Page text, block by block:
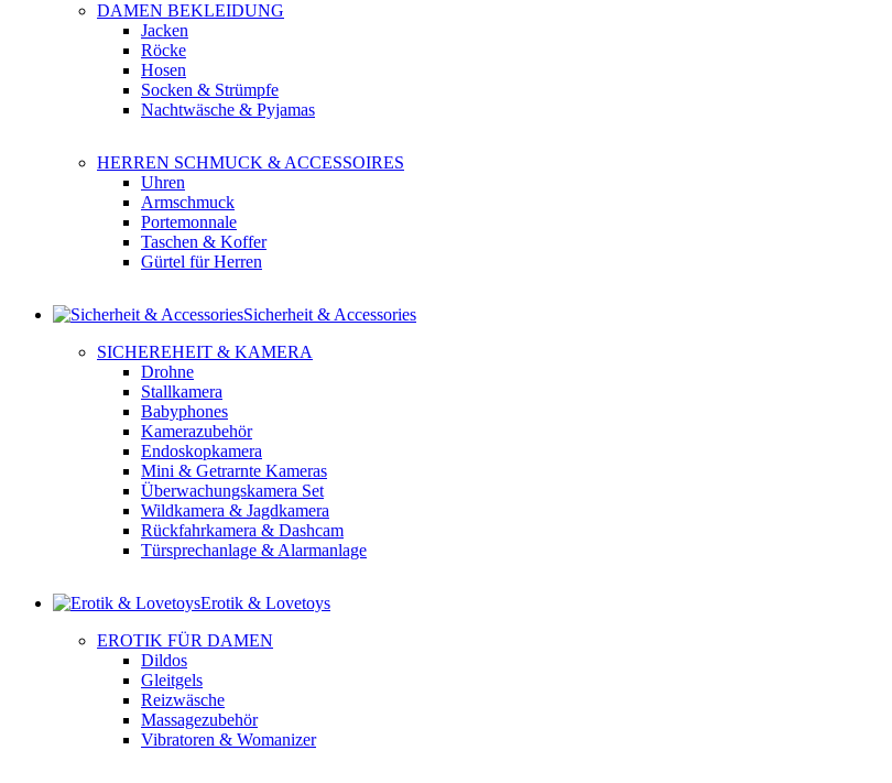
DAMEN BEKLEIDUNG
Jacken
Röcke
Hosen
Socken & Strümpfe
Nachtwäsche & Pyjamas
HERREN SCHMUCK & ACCESSOIRES
Uhren
Armschmuck
Portemonnale
Taschen & Koffer
Gürtel für Herren
Sicherheit & Accessories
SICHEREHEIT & KAMERA
Drohne
Stallkamera
Babyphones
Kamerazubehör
Endoskopkamera
Mini & Getrarnte Kameras
Überwachungskamera Set
Wildkamera & Jagdkamera
Rückfahrkamera & Dashcam
Türsprechanlage & Alarmanlage
Erotik & Lovetoys
EROTIK FÜR DAMEN
Dildos
Gleitgels
Reizwäsche
Massagezubehör
Vibratoren & Womanizer